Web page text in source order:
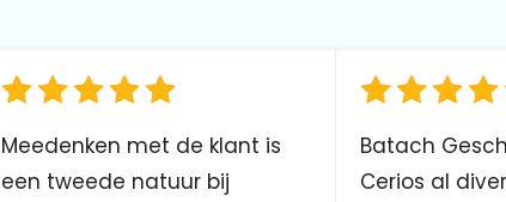
Meedenken met de klant is
een tweede natuur bij
Batach
Cerios al